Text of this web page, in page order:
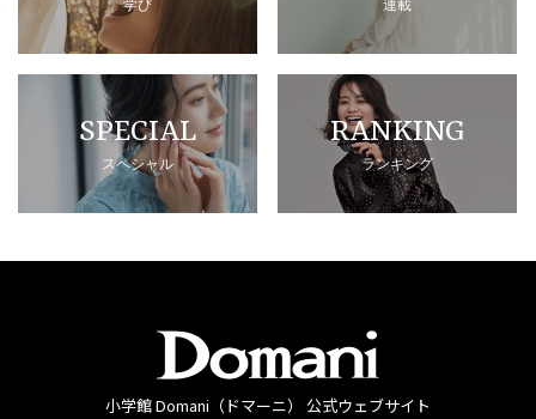
学び 連載
SPECIAL
スペシャル
RANKING
ランキング
小学館 Domani（ドマーニ） 公式ウェブサイト